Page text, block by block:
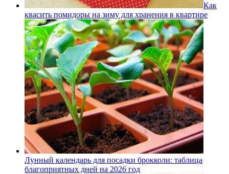
Как
квасить помидоры на зиму для хранения в квартире
Лунный календарь для посадки брокколи: таблица
благоприятных дней на 2026 год